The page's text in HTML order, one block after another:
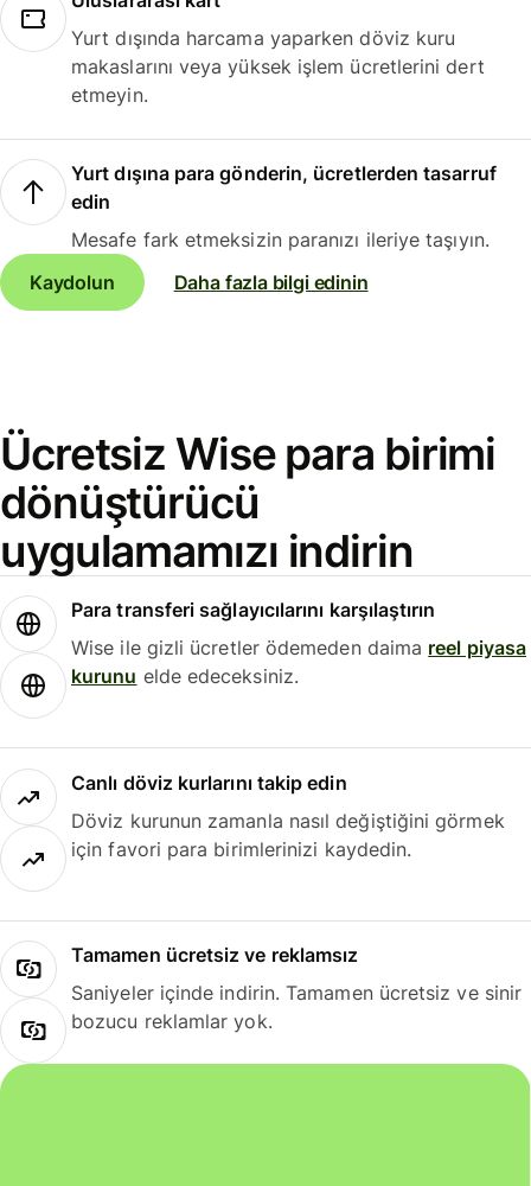
Yurt dışında harcama yaparken döviz kuru
makaslarını veya yüksek işlem ücretlerini dert
etmeyin.
Yurt dışına para gönderin, ücretlerden tasarruf
edin
Mesafe fark etmeksizin paranızı ileriye taşıyın.
Kaydolun
Daha fazla bilgi edinin
Ücretsiz Wise para birimi
dönüştürücü
uygulamamızı indirin
Para transferi sağlayıcılarını karşılaştırın
Wise ile gizli ücretler ödemeden daima reel piyasa
kurunu elde edeceksiniz.
Canlı döviz kurlarını takip edin
Döviz kurunun zamanla nasıl değiştiğini görmek
için favori para birimlerinizi kaydedin.
Tamamen ücretsiz ve reklamsız
Saniyeler içinde indirin. Tamamen ücretsiz ve sinir
bozucu reklamlar yok.